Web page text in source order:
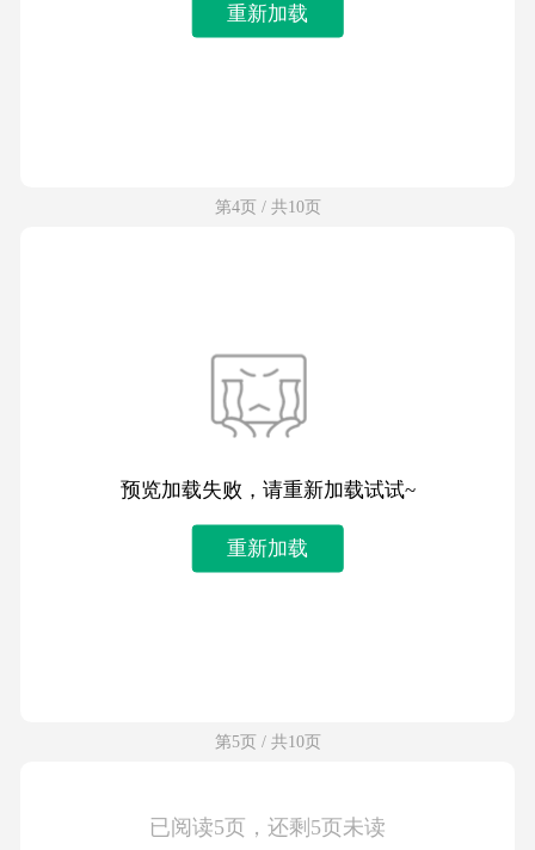
重新加载
第4页 / 共10页
预览加载失败，请重新加载试试~
重新加载
第5页 / 共10页
已阅读5页，还剩5页未读